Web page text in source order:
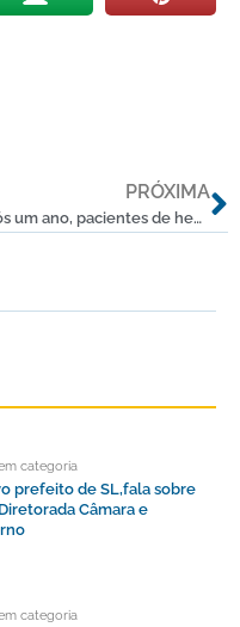
PRÓXIMA
Após um ano, pacientes de hemodiálise celebram novos equipamentos e conforto no tratamento
categoria
prefeito de SL,fala sobre
Câmara e
categoria